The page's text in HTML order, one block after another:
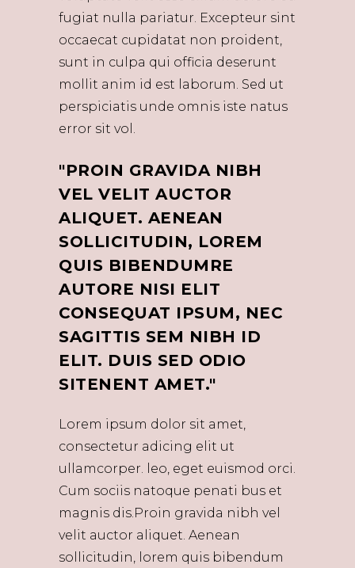
fugiat nulla pariatur. Excepteur sint
occaecat cupidatat non proident,
sunt in culpa qui officia deserunt
mollit anim id est laborum. Sed ut
perspiciatis unde omnis iste natus
error sit vol.
PROIN GRAVIDA NIBH
VEL VELIT AUCTOR
ALIQUET. AENEAN
SOLLICITUDIN, LOREM
QUIS BIBENDUMRE
AUTORE NISI ELIT
CONSEQUAT IPSUM, NEC
SAGITTIS SEM NIBH ID
ELIT. DUIS SED ODIO
SITENENT AMET.
Lorem ipsum dolor sit amet,
consectetur adicing elit ut
ullamcorper. leo, eget euismod orci.
Cum sociis natoque penati bus et
magnis dis.Proin gravida nibh vel
velit auctor aliquet. Aenean
sollicitudin, lorem quis bibendum